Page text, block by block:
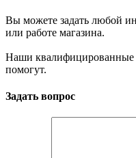
Вы можете задать любой
или работе магазина.
Наши квалифицированные
помогут.
Задать вопрос